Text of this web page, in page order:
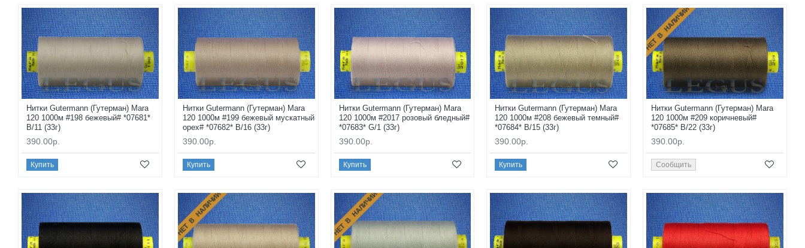
Нитки Gutermann (Гутерман) Mara
120 1000м #198 бежевый# *07681*
B/11 (33г)
390.00р.
Купить
Нитки Gutermann (Гутерман) Mara
120 1000м #199 бежевый мускатный
орех# *07682* B/16 (33г)
390.00р.
Купить
Нитки Gutermann (Гутерман) Mara
120 1000м #2017 розовый бледный#
*07683* G/1 (33г)
390.00р.
Купить
Нитки Gutermann (Гутерман) Mara
120 1000м #208 бежевый темный#
*07684* B/15 (33г)
390.00р.
Купить
НЕТ В НАЛИЧИИ
Нитки Gutermann (Гутерман) Mara
120 1000м #209 коричневый#
*07685* B/22 (33г)
390.00р.
Сообщить
НЕТ В НАЛИЧИИ НЕТ В НАЛИЧИИ